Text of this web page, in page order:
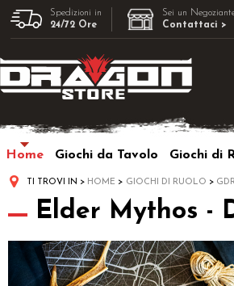
Spedizioni in
24/72 Ore
Sei un
Contattaci >
Home Giochi da Tavolo Giochi di
TI TROVI IN HOME GIOCHI DI RUOLO
Elder Mythos -